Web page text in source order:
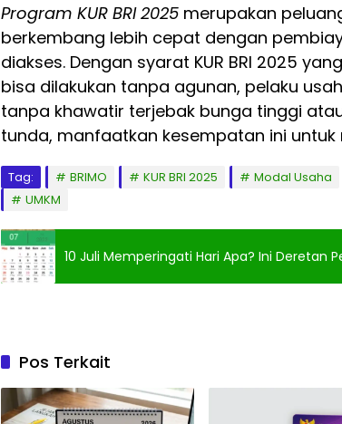
Program KUR BRI 2025 merupakan
berkembang lebih cepat dengan
diakses. Dengan syarat KUR BRI 2025
bisa dilakukan tanpa agunan, pelaku
tanpa khawatir terjebak bunga tinggi
tunda, manfaatkan kesempatan ini
Tag: BRIMO KUR BRI 2025 Modal Usaha
UMKM
10 Juli Memperingati Hari Apa? Ini Deretan
Pos Terkait